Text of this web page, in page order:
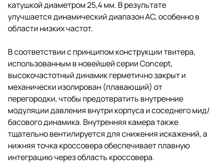
катушкой диаметром 25,4 мм. В результате
улучшается динамический диапазон АС, особенно в
области низких частот.
В соответствии с принципом конструкции твитера,
использованным в новейшей серии Concept,
высокочастотный динамик герметично закрыт и
механически изолирован (плавающий) от
перегородки, чтобы предотвратить внутренние
модуляции давления внутри корпуса и соседнего мид/
басового динамика. Внутренняя камера также
тщательно вентилируется для снижения искажений, а
нижняя точка кроссовера обеспечивает плавную
интеграцию через область кроссовера.